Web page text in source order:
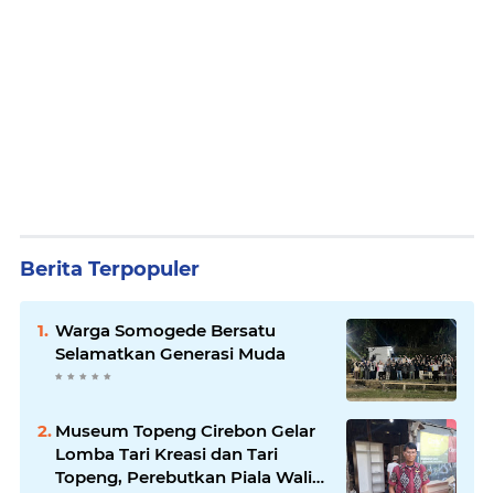
Berita Terpopuler
Warga Somogede Bersatu
Selamatkan Generasi Muda
Museum Topeng Cirebon Gelar
Lomba Tari Kreasi dan Tari
Topeng, Perebutkan Piala Wali